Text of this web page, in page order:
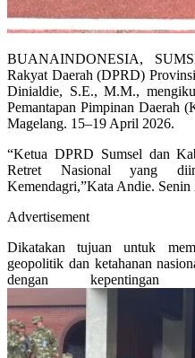
BUANAINDONESIA,
Rakyat Daerah (DPRD)
Dinialdie, S.E., M.M.,
Pemantapan Pimpinan
Magelang. 15–19 April 2026.
“Ketua DPRD Sumsel dan
Retret Nasional yang
Kemendagri,”Kata Andie.
Advertisement
Dikatakan tujuan untuk
geopolitik dan ketahanan
dengan